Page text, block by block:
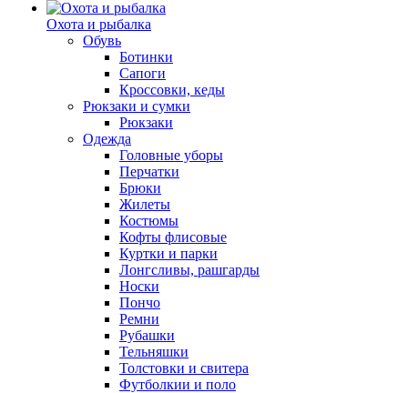
Охота и рыбалка
Обувь
Ботинки
Сапоги
Кроссовки, кеды
Рюкзаки и сумки
Рюкзаки
Одежда
Головные уборы
Перчатки
Брюки
Жилеты
Костюмы
Кофты флисовые
Куртки и парки
Лонгсливы, рашгарды
Носки
Пончо
Ремни
Рубашки
Тельняшки
Толстовки и свитера
Футболкии и поло